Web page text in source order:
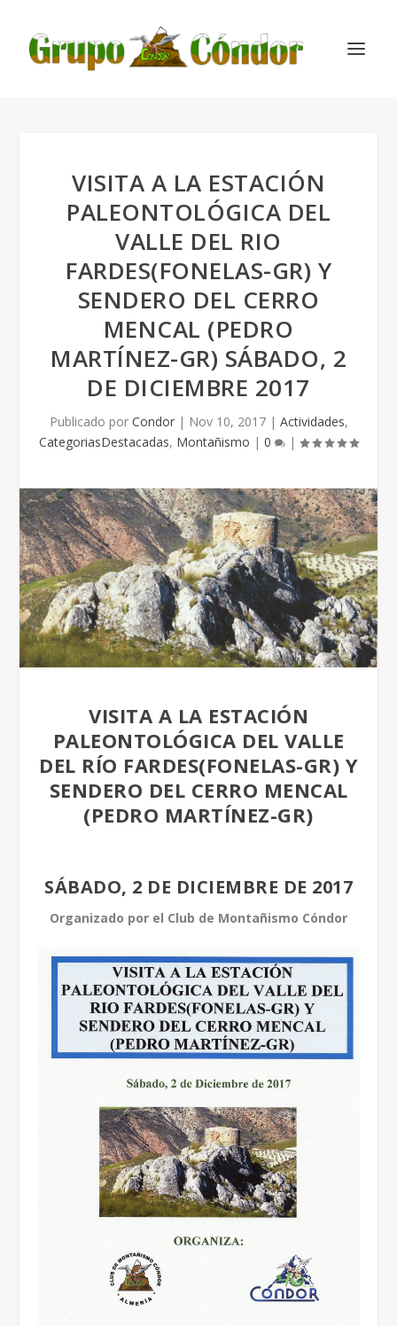
VISITA A LA ESTACIÓN
PALEONTOLÓGICA DEL
VALLE DEL RIO
FARDES(FONELAS-GR) Y
SENDERO DEL CERRO
MENCAL (PEDRO
MARTÍNEZ-GR) SÁBADO, 2
DE DICIEMBRE 2017
Publicado por Condor| Nov 10, 2017| Actividades,
CategoriasDestacadas, Montañismo | 0 |
VISITA A LA ESTACIÓN
PALEONTOLÓGICA DEL VALLE
DEL RÍO FARDES(FONELAS-GR) Y
SENDERO DEL CERRO MENCAL
(PEDRO MARTÍNEZ-GR)
SÁBADO, 2 DE DICIEMBRE DE 2017
Organizado por el Club de Montañismo Cóndor